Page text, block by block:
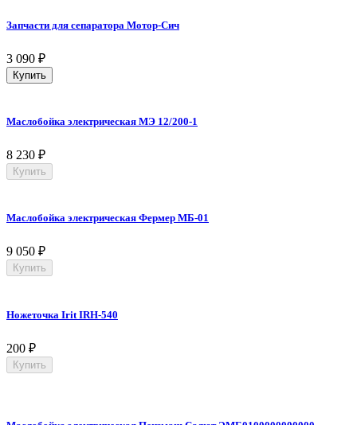
Запчасти для сепаратора Мотор-Сич
3 090 ₽
Купить
Маслобойка электрическая МЭ 12/200-1
8 230 ₽
Купить
Маслобойка электрическая Фермер МБ-01
9 050 ₽
Купить
Ножеточка Irit IRH-540
200 ₽
Купить